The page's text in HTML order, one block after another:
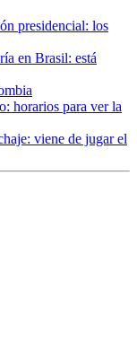
presidencial: los
en Brasil: está
horarios para ver la
viene de jugar el